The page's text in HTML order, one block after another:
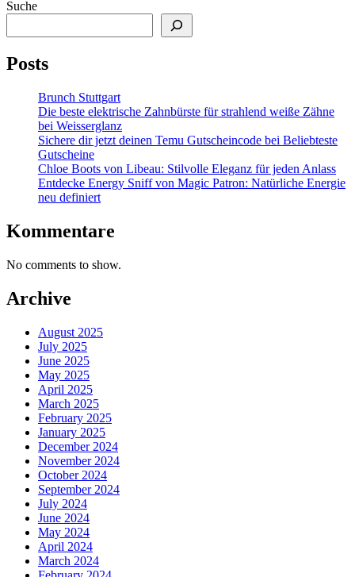
Suche
Posts
Brunch Stuttgart
Die beste elektrische Zahnbürste für strahlend weiße Zähne
bei Weisserglanz
Sichere dir jetzt deinen Temu Gutscheincode bei Beliebteste
Gutscheine
Chloe Boots von Libeau: Stilvolle Eleganz für jeden Anlass
Entdecke Energy Sniff von Magic Patron: Natürliche Energie
neu definiert
Kommentare
No comments to show.
Archive
August 2025
July 2025
June 2025
May 2025
April 2025
March 2025
February 2025
January 2025
December 2024
November 2024
October 2024
September 2024
July 2024
June 2024
May 2024
April 2024
March 2024